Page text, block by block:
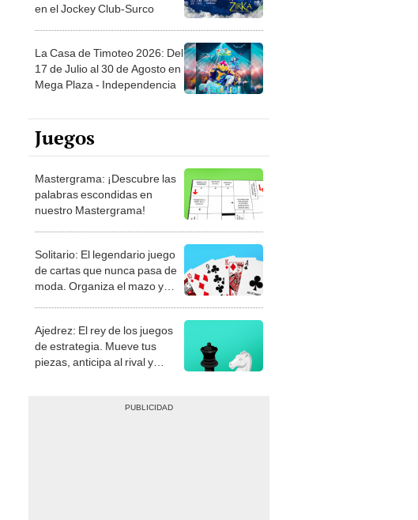
en el Jockey Club-Surco
La Casa de Timoteo 2026: Del
17 de Julio al 30 de Agosto en
Mega Plaza - Independencia
Juegos
Mastergrama: ¡Descubre las
palabras escondidas en
nuestro Mastergrama!
Solitario: El legendario juego
de cartas que nunca pasa de
moda. Organiza el mazo y
Ajedrez: El rey de los juegos
de estrategia. Mueve tus
piezas, anticipa al rival y